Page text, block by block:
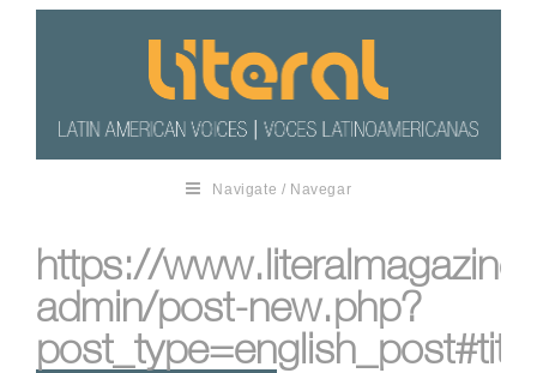
Navigate / Navegar
https://
admin/post-new.php?